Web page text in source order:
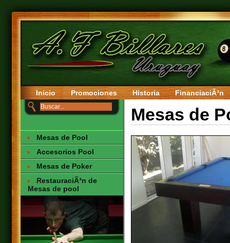
Inicio Promociones Historia FinanciaciÃ³n
Mesas de Pool
Accesorios Pool
Mesas de Poker
RestauraciÃ³n de
Mesas de pool
Mesas de